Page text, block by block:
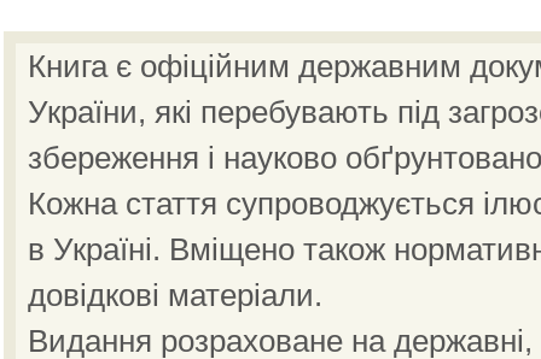
Книга є офіційним державним
України, які перебувають під
збереження і науково
Кожна стаття супроводжується
в Україні. Вміщено також
довідкові матеріали.
Видання розраховане на державні,